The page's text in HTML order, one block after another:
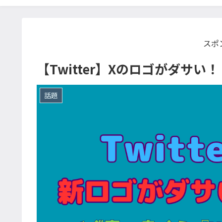
スポ
【Twitter】Xのロゴがダサい
話題